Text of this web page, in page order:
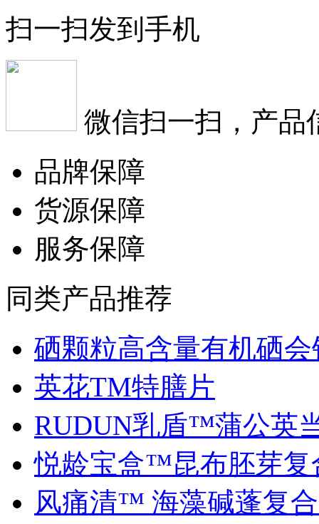
扫一扫发到手机
微信扫一扫，产品
品牌保障
货源保障
服务保障
同类产品推荐
硒颗粒高含量有机硒会
英花TM特膳片
RUDUN乳盾™蒲公英
悦龄宝盒™昆布胚芽复
风痛清™ 海藻碱蓬复